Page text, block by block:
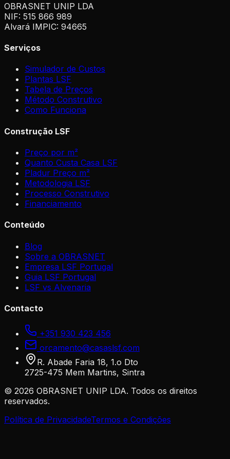
OBRASNET UNIP LDA
NIF: 515 866 989
Alvará IMPIC: 94665
Serviços
Simulador de Custos
Plantas LSF
Tabela de Preços
Método Construtivo
Como Funciona
Construção LSF
Preço por m²
Quanto Custa Casa LSF
Pladur Preço m²
Metodologia LSF
Processo Construtivo
Financiamento
Conteúdo
Blog
Sobre a OBRASNET
Empresa LSF Portugal
Guia LSF Portugal
LSF vs Alvenaria
Contacto
+351 930 423 456
orcamento@casaslsf.com
R. Abade Faria 18, 1.o Dto
2725-475 Mem Martins, Sintra
© 2026 OBRASNET UNIP LDA. Todos os direitos
reservados.
Política de PrivacidadeTermos e Condições